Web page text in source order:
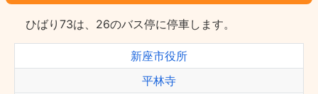
ひばり73は、26のバス停に停車します。
新座市役所
平林寺